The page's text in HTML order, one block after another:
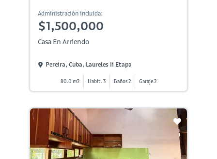
Administración incluida:
$1,500,000
Casa En Arriendo
Pereira, Cuba, Laureles Ii Etapa
80.0 m2 Habit. 3 Baños 2 Garaje 2